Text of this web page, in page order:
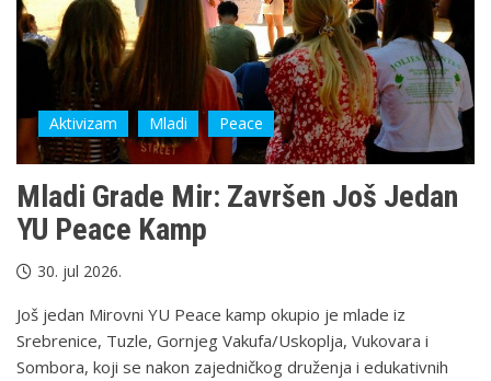
Aktivizam Mladi Peace
Mladi Grade Mir: Završеn Još Jedan
YU Peace Kamp
30. jul 2026.
Još jedan Mirovni YU Peace kamp okupio je mlade iz
Srebrenice, Tuzle, Gornjeg Vakufa/Uskoplja, Vukovara i
Sombora, koji se nakon zajedničkog druženja i edukativnih